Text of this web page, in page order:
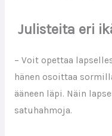
Julisteita eri
– Voit opettaa
hänen osoittaa
ääneen läpi. Näin
satuhahmoja.